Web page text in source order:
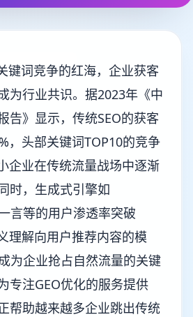
键词竞争的红海，企业获客
为行业共识。据2023年《中
告》显示，传统SEO的获客
，头部关键词TOP10的竞争
企业在传统流量战场中逐渐
时，生成式引擎如
言等的用户渗透率突破
理解向用户推荐内容的模
为企业抢占自然流量的关键
专注GEO优化的服务提供
帮助越来越多企业跳出传统